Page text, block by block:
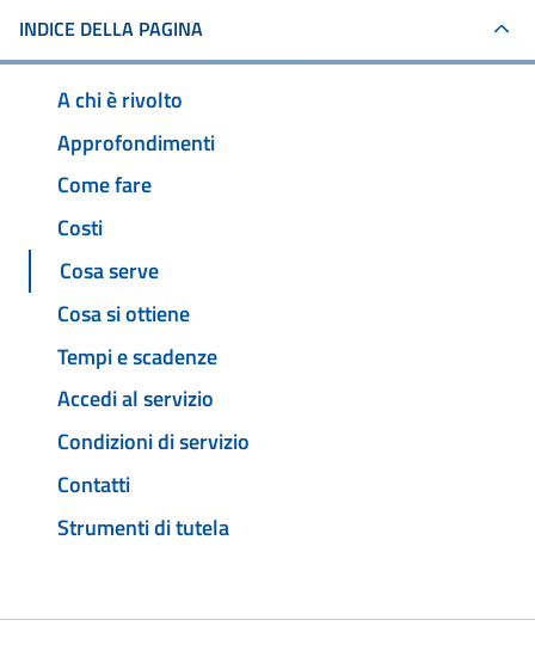
INDICE DELLA PAGINA
A chi è rivolto
Approfondimenti
Come fare
Costi
Cosa serve
Cosa si ottiene
Tempi e scadenze
Accedi al servizio
Condizioni di servizio
Contatti
Strumenti di tutela